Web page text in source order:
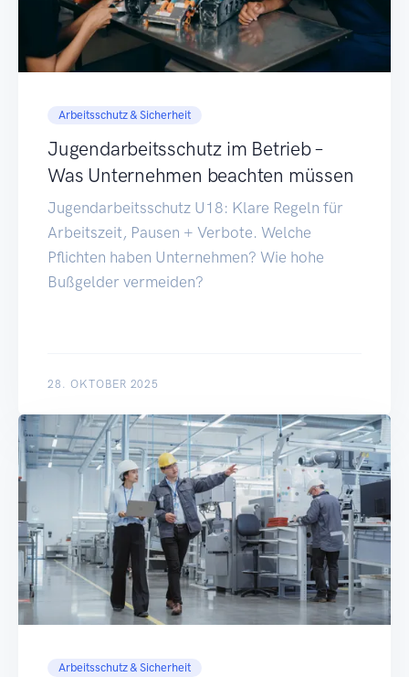
Arbeitsschutz & Sicherheit
Jugendarbeitsschutz im Betrieb –
Was Unternehmen beachten müssen
Jugendarbeitsschutz U18: Klare Regeln für
Arbeitszeit, Pausen + Verbote. Welche
Pflichten haben Unternehmen? Wie hohe
Bußgelder vermeiden?
28. OKTOBER 2025
Arbeitsschutz & Sicherheit